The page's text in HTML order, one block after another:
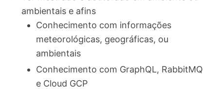
ambientais e afins
Conhecimento com informações
meteorológicas, geográficas, ou
ambientais
Conhecimento com GraphQL, RabbitMQ
e Cloud GCP